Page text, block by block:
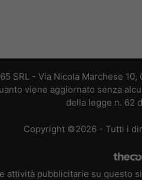
SRL - Via Nicola Marchese
viene aggiornato senza
della legge n. 62
Copyright ©2026 - Tutti i
attività pubblicitarie su questo